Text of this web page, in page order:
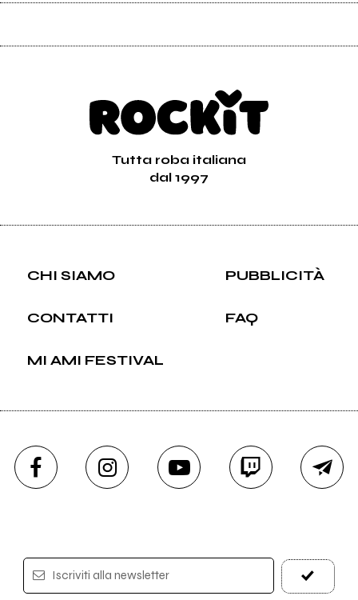
Tutta roba italiana
dal 1997
CHI SIAMO PUBBLICITÀ
CONTATTI FAQ
MI AMI FESTIVAL
Iscriviti alla newsletter